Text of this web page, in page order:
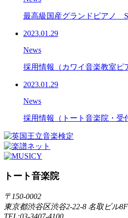
最高級国産グランドピアノ
2023.01.29
News
採用情報（カワイ音楽教室ピ
2023.01.29
News
採用情報（トート音楽院・受
トート音楽院
〒150-0002
東京都渋谷区渋谷2-22-8 名取ビル8F
TEL:03-3407-4100